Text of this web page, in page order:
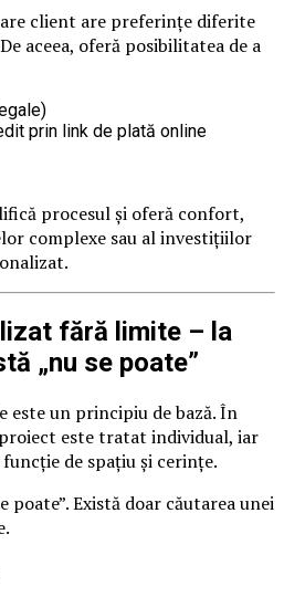
client are preferințe diferite
aceea, oferă posibilitatea de a
prin link de plată online
procesul și oferă confort,
complexe sau al investițiilor
fără limite – la
„nu se poate”
este un principiu de bază. În
este tratat individual, iar
de spațiu și cerințe.
poate”. Există doar căutarea unei